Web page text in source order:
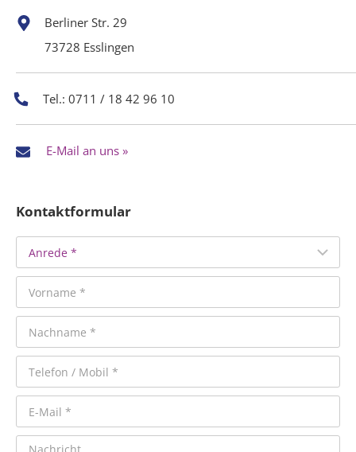
Berliner Str. 29
73728 Esslingen
Tel.: 0711 / 18 42 96 10
E-Mail an uns »
Kontaktformular